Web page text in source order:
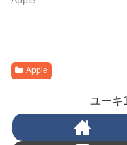
Apple
ユーキ